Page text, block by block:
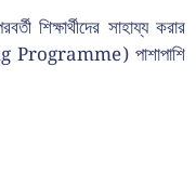
শিক্ষার্থীদের সাহায্য করার
Programme) পাশাপাশি